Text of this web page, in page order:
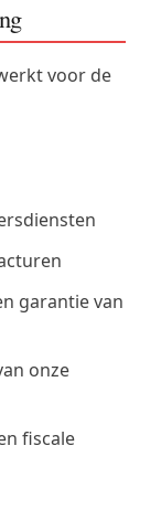
voor de
garantie van
onze
fiscale